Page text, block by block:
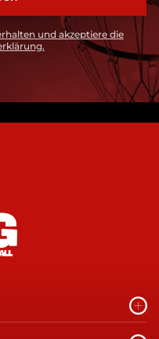
und akzeptiere die